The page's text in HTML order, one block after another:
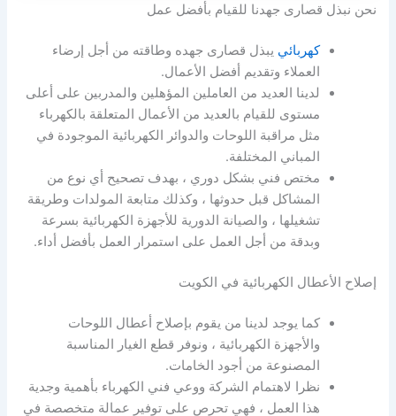
نحن نبذل قصارى جهدنا للقيام بأفضل عمل
كهربائي يبذل قصارى جهده وطاقته من أجل إرضاء
العملاء وتقديم أفضل الأعمال.
لدينا العديد من العاملين المؤهلين والمدربين على أعلى
مستوى للقيام بالعديد من الأعمال المتعلقة بالكهرباء
مثل مراقبة اللوحات والدوائر الكهربائية الموجودة في
المباني المختلفة.
مختص فني بشكل دوري ، بهدف تصحيح أي نوع من
المشاكل قبل حدوثها ، وكذلك متابعة المولدات وطريقة
تشغيلها ، والصيانة الدورية للأجهزة الكهربائية بسرعة
وبدقة من أجل العمل على استمرار العمل بأفضل أداء.
إصلاح الأعطال الكهربائية في الكويت
كما يوجد لدينا من يقوم بإصلاح أعطال اللوحات
والأجهزة الكهربائية ، ونوفر قطع الغيار المناسبة
المصنوعة من أجود الخامات.
نظرا لاهتمام الشركة ووعي فني الكهرباء بأهمية وجدية
هذا العمل ، فهي تحرص على توفير عمالة متخصصة في